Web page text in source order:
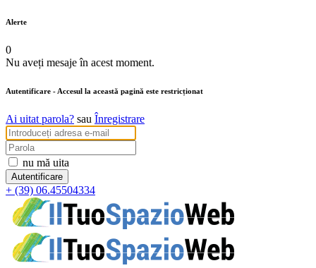
Alerte
0
Nu aveți mesaje în acest moment.
Autentificare - Accesul la această pagină este restricționat
Ai uitat parola? sau Înregistrare
nu mă uita
+ (39) 06.45504334